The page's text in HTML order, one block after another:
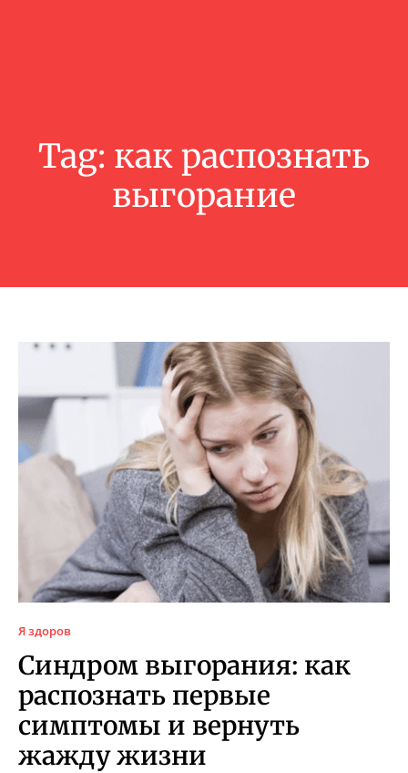
Tag: как распознать
выгорание
Я здоров
Синдром выгорания: как
распознать первые
симптомы и вернуть
жажду жизни